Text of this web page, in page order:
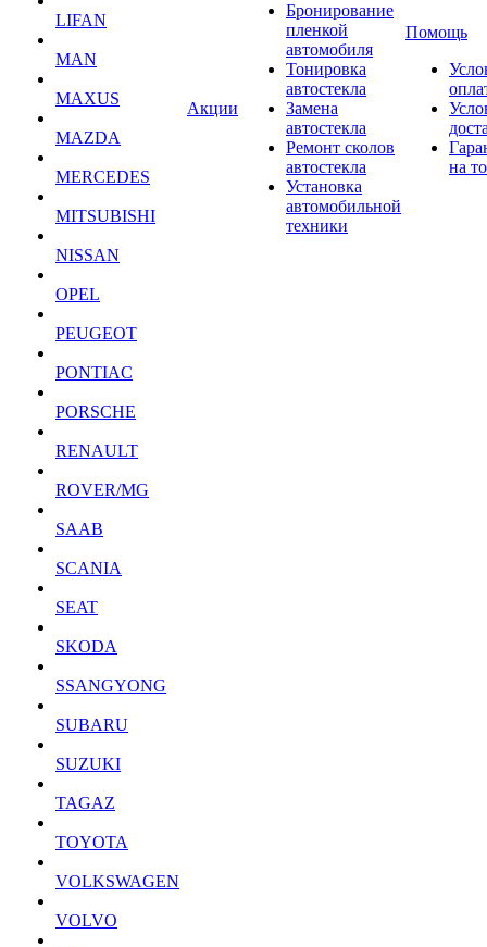
LIFAN
MAN
MAXUS
MAZDA
MERCEDES
MITSUBISHI
NISSAN
OPEL
PEUGEOT
PONTIAC
PORSCHE
RENAULT
ROVER/MG
SAAB
SCANIA
SEAT
SKODA
SSANGYONG
SUBARU
SUZUKI
TAGAZ
TOYOTA
VOLKSWAGEN
VOLVO
Акции
Бронирование
пленкой
автомобиля
Тонировка
автостекла
Замена
автостекла
Ремонт сколов
автостекла
Установка
автомобильной
техники
Помощь
на